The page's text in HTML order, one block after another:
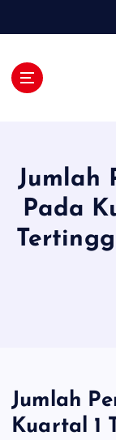
Jumlah
Pada
Jumlah
Kuartal 1